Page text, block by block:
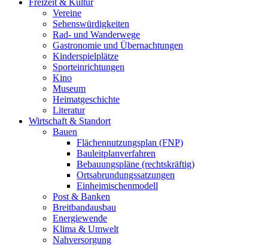
Freizeit & Kultur
Vereine
Sehenswürdigkeiten
Rad- und Wanderwege
Gastronomie und Übernachtungen
Kinderspielplätze
Sporteinrichtungen
Kino
Museum
Heimatgeschichte
Literatur
Wirtschaft & Standort
Bauen
Flächennutzungsplan (FNP)
Bauleitplanverfahren
Bebauungspläne (rechtskräftig)
Ortsabrundungssatzungen
Einheimischenmodell
Post & Banken
Breitbandausbau
Energiewende
Klima & Umwelt
Nahversorgung